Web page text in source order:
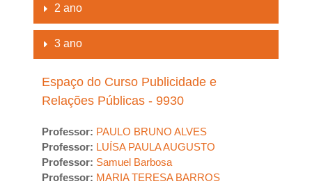
2 ano
3 ano
Espaço do Curso Publicidade e
Relações Públicas - 9930
Professor: PAULO BRUNO ALVES
Professor: LUÍSA PAULA AUGUSTO
Professor: Samuel Barbosa
Professor: MARIA TERESA BARROS